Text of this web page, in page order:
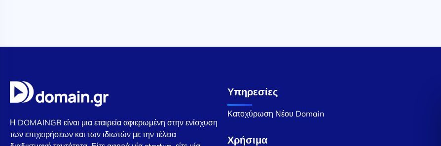
Η DOMAINGR είναι μια εταιρεία αφιερωμένη στην ενίσχυση
των επιχειρήσεων και των ιδιωτών με την τέλεια
Υπηρεσίες
Κατοχύρωση Νέου Domain
Χρήσιμα